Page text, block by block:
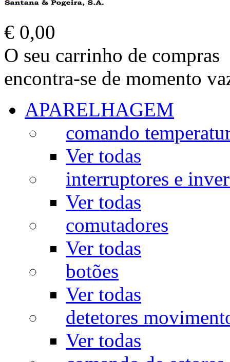
€ 0,00
O seu carrinho de compras
encontra-se de momento
APARELHAGEM
comando
Ver todas
interruptores e
Ver todas
comutadores
Ver todas
botões
Ver todas
detetores
Ver todas